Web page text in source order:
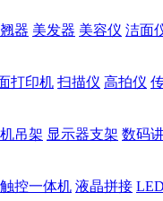
器 美发器 美容仪 洁面
打印机 扫描仪 高拍仪
吊架 显示器支架 数码
触控一体机 液晶拼接